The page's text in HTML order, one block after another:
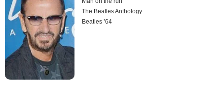
The Beatles Anthology
Beatles ’64